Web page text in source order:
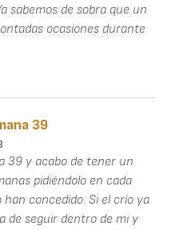
sabemos de sobra que un
ocasiones durante
39
39 y acabo de tener un
pidiéndolo en cada
concedido. Si el crío ya
de seguir dentro de mi y